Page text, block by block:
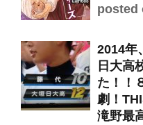
posted
2014年
日大高
た！！
劇！
滝野最